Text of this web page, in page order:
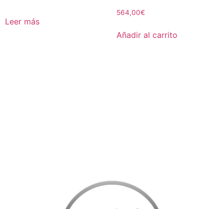
Leer más
564,00€
Añadir al carrito